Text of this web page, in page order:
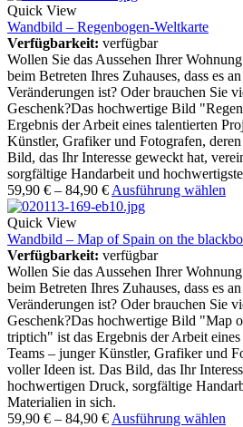
Quick View
Wandbild – Regenbogen-Weltkarte
Verfügbarkeit: verfügbar
Wollen Sie das Aussehen Ihrer
beim Betreten Ihres Zuhauses, dass es
Veränderungen ist? Oder brauchen Sie
Geschenk?Das hochwertige Bild
Ergebnis der Arbeit eines talentierten
Künstler, Grafiker und Fotografen,
Bild, das Ihr Interesse geweckt hat,
sorgfältige Handarbeit und
59,90 € – 84,90 € Ausführung wählen
Quick View
Wandbild – Map of Spain on the
Verfügbarkeit: verfügbar
Wollen Sie das Aussehen Ihrer
beim Betreten Ihres Zuhauses, dass es
Veränderungen ist? Oder brauchen Sie
Geschenk?Das hochwertige Bild "Map
triptich" ist das Ergebnis der Arbeit
Teams – junger Künstler, Grafiker und
voller Ideen ist. Das Bild, das Ihr
hochwertigen Druck, sorgfältige
Materialien in sich.
59,90 € – 84,90 € Ausführung wählen